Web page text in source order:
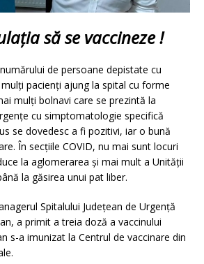
să se vaccineze !
de persoane depistate cu
pacienți ajung la spital cu forme
mulți bolnavi care se prezintă la
cu simptomatologie specifică
se dovedesc a fi pozitivi, iar o bună
În secțiile COVID, nu mai sunt locuri
la aglomerarea și mai mult a Unității
la găsirea unui pat liber.
Spitalului Judeţean de Urgenţă
a primit a treia doză a vaccinului
s-a imunizat la Centrul de vaccinare din